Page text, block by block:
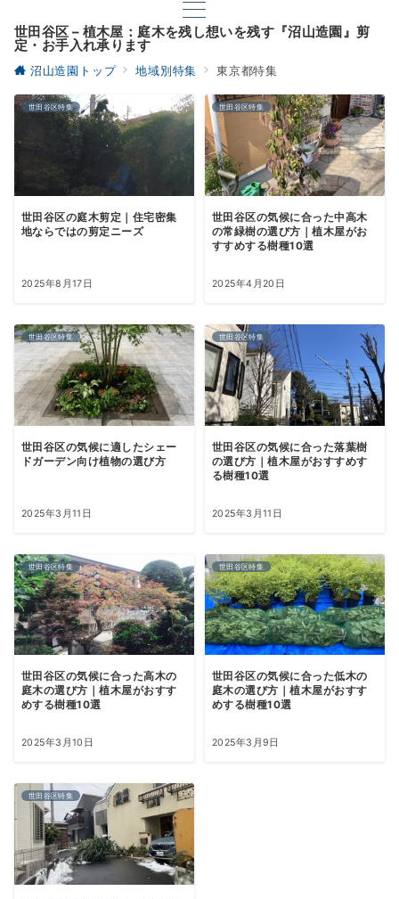
世田谷区 – 植木屋：庭木を残し想いを残す『沼山造園』剪
定・お手入れ承ります
沼山造園トップ 地域別特集 東京都特集
世田谷区特集
世田谷区の庭木剪定｜住宅密集
地ならではの剪定ニーズ
2025年8月17日
世田谷区特集
世田谷区の気候に合った中高木
の常緑樹の選び方｜植木屋がお
すすめする樹種10選
2025年4月20日
世田谷区特集
世田谷区の気候に適したシェー
ドガーデン向け植物の選び方
2025年3月11日
世田谷区特集
世田谷区の気候に合った落葉樹
の選び方｜植木屋がおすすめす
る樹種10選
2025年3月11日
世田谷区特集
世田谷区の気候に合った高木の
庭木の選び方｜植木屋がおすす
めする樹種10選
2025年3月10日
世田谷区特集
世田谷区の気候に合った低木の
庭木の選び方｜植木屋がおすす
めする樹種10選
2025年3月9日
世田谷区特集